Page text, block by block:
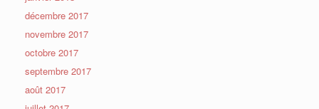
décembre 2017
novembre 2017
octobre 2017
septembre 2017
août 2017